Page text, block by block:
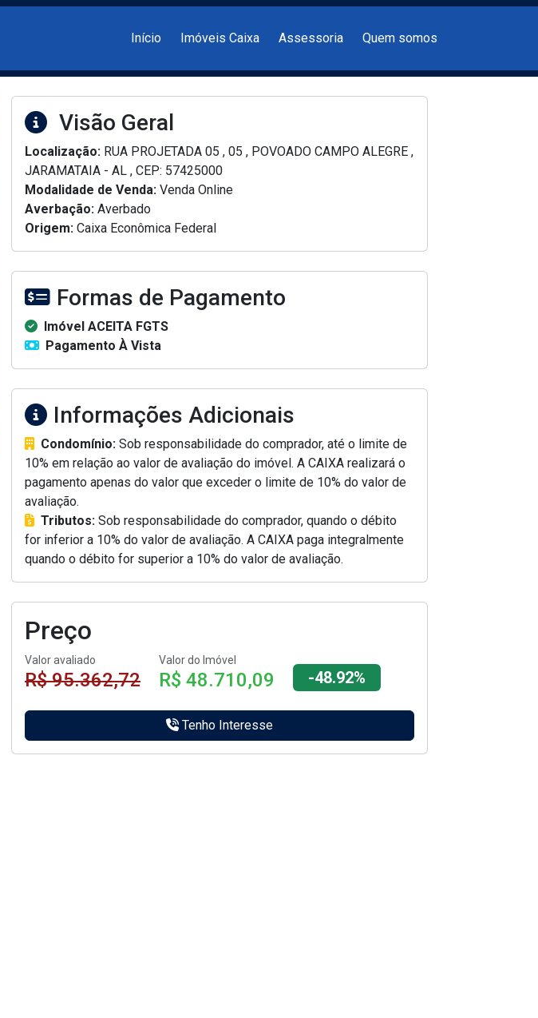
Main navigation
Início Imóveis Caixa Assessoria Quem somos
Visão Geral
Localização: RUA PROJETADA 05 , 05 , POVOADO CAMPO ALEGRE ,
JARAMATAIA - AL , CEP: 57425000
Modalidade de Venda: Venda Online
Averbação: Averbado
Origem: Caixa Econômica Federal
Formas de Pagamento
Imóvel ACEITA FGTS
Pagamento À Vista
Informações Adicionais
Condomínio: Sob responsabilidade do comprador, até o limite de
10% em relação ao valor de avaliação do imóvel. A CAIXA realizará o
pagamento apenas do valor que exceder o limite de 10% do valor de
avaliação.
Tributos: Sob responsabilidade do comprador, quando o débito
for inferior a 10% do valor de avaliação. A CAIXA paga integralmente
quando o débito for superior a 10% do valor de avaliação.
Preço
Valor avaliado
R$ 95.362,72
Valor do Imóvel
R$ 48.710,09 -48.92%
Tenho Interesse